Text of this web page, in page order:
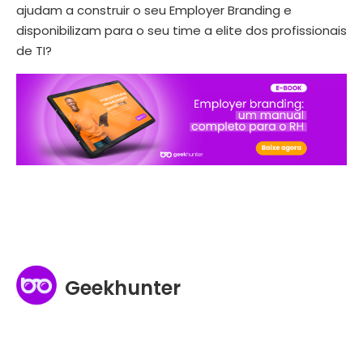
ajudam a construir o seu Employer Branding e
disponibilizam para o seu time a elite dos profissionais
de TI?
Geekhunter